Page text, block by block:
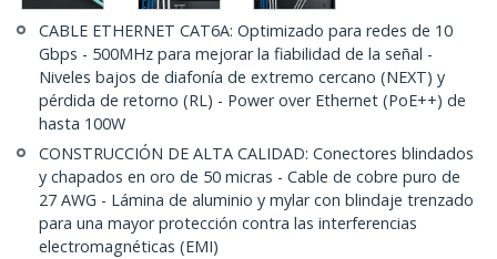
CABLE ETHERNET CAT6A: Optimizado para redes de 10
Gbps - 500MHz para mejorar la fiabilidad de la señal -
Niveles bajos de diafonía de extremo cercano (NEXT) y
pérdida de retorno (RL) - Power over Ethernet (PoE++) de
hasta 100W
CONSTRUCCIÓN DE ALTA CALIDAD: Conectores blindados
y chapados en oro de 50 micras - Cable de cobre puro de
27 AWG - Lámina de aluminio y mylar con blindaje trenzado
para una mayor protección contra las interferencias
electromagnéticas (EMI)